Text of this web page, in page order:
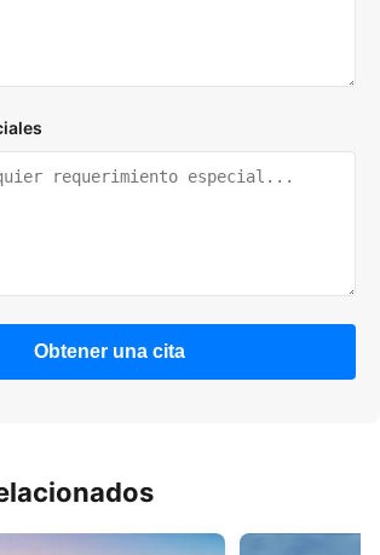
Obtener una cita